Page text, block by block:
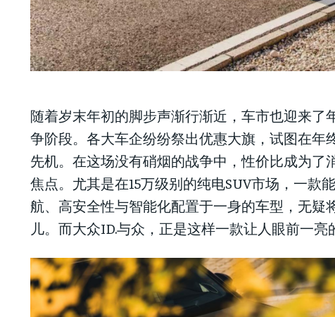
随着岁末年初的脚步声渐行渐近，车市也迎来了
争阶段。各大车企纷纷祭出优惠大旗，试图在年
先机。在这场没有硝烟的战争中，性价比成为了
焦点。尤其是在15万级别的纯电SUV市场，一款
航、高安全性与智能化配置于一身的车型，无疑
儿。而大众ID.与众，正是这样一款让人眼前一亮